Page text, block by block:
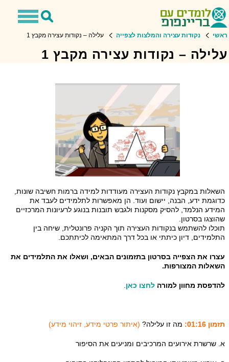
Toggle
Toggle
ראשי נקודות עצירה והמלצות לצפייה עלילה – נקודות עצירה מקבץ 1
עלילה – נקודות עצירה מקבץ 1
השאלות במקבץ נקודות העצירה מעודדות למידה ברמות חשיבה שונות,
כדוגמת ידע, הבנה, יישום ועוד. הן מאפשרות לתלמידים לעבד את
המידע הנלמד, להסיק מסקנות ולגבש תובנות בנוגע לרעיונות המרכזיים
שהוצגו בסרטון.
תוכלו להשתמש בנקודות העצירה תוך הקניה פרונטלית, שיחה בין
התלמידים, דיון כיתתי או בכל דרך המתאימה לכיתתכם.
עצרו את הצפייה בסרטון בתזמונים הבאים, ושאלו את התלמידים את
השאלות המצורפות.
להדפסת מחוון למורה לחצו כאן
תזמון 01:16: מה זו עלילה? (איתור פרטי מידע, זיהוי מידע)
א. שרשרת אירועים המרכיבים ומניעים את הסיפור